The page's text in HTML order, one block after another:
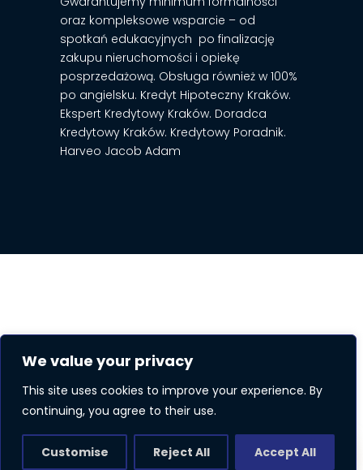
We value your privacy
This site uses cookies to improve your experience. By
continuing, you agree to their use.
Customise Reject All Accept All
oraz kompleksowe wsparcie – od
spotkań edukacyjnych po finalizację
zakupu nieruchomości i opiekę
posprzedażową. Obsługa również w 100%
po angielsku. Kredyt Hipoteczny Kraków.
Ekspert Kredytowy Kraków. Doradca
Kredytowy Kraków. Kredytowy Poradnik.
Harveo Jacob Adam
ZAREZERWUJ KONSULTACJĘ